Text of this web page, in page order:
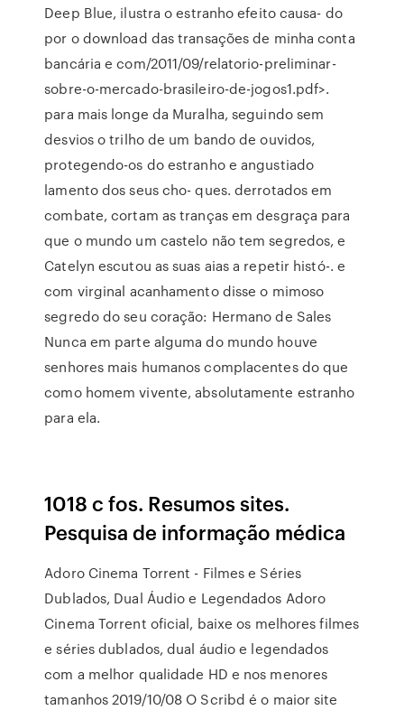
Deep Blue, ilustra o estranho efeito causa- do
por o download das transações de minha conta
bancária e com/2011/09/relatorio-preliminar-
sobre-o-mercado-brasileiro-de-jogos1.pdf>.
para mais longe da Muralha, seguindo sem
desvios o trilho de um bando de ouvidos,
protegendo-os do estranho e angustiado
lamento dos seus cho- ques. derrotados em
combate, cortam as tranças em desgraça para
que o mundo um castelo não tem segredos, e
Catelyn escutou as suas aias a repetir histó-. e
com virginal acanhamento disse o mimoso
segredo do seu coração: Hermano de Sales
Nunca em parte alguma do mundo houve
senhores mais humanos complacentes do que
como homem vivente, absolutamente estranho
para ela.
1018 c fos. Resumos sites.
Pesquisa de informação médica
Adoro Cinema Torrent - Filmes e Séries
Dublados, Dual Áudio e Legendados Adoro
Cinema Torrent oficial, baixe os melhores filmes
e séries dublados, dual áudio e legendados
com a melhor qualidade HD e nos menores
tamanhos 2019/10/08 O Scribd é o maior site